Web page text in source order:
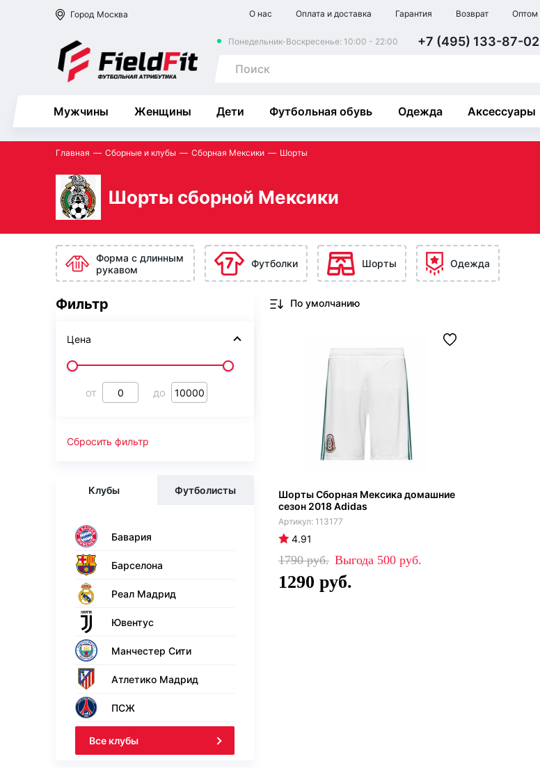
Город Москва О нас Оплата и доставка Гарантия Возврат Оптом
Понедельник-Воскресенье: 10:00 - 22:00 +7 (495) 133-87-02
Мужчины Женщины Дети Футбольная обувь Одежда Аксессуары
Главная Сборные и клубы Сборная Мексики Шорты
Шорты сборной Мексики
Форма с длинным
рукавом
Футболки Шорты Одежда
Фильтр
Цена
от до
Сбросить фильтр
Клубы Футболисты
Бавария
Барселона
Реал Мадрид
Ювентус
Манчестер Сити
Атлетико Мадрид
ПСЖ
Все клубы
Шорты Сборная Мексика домашние
сезон 2018 Adidas
113177
4.91
1790 500
1290